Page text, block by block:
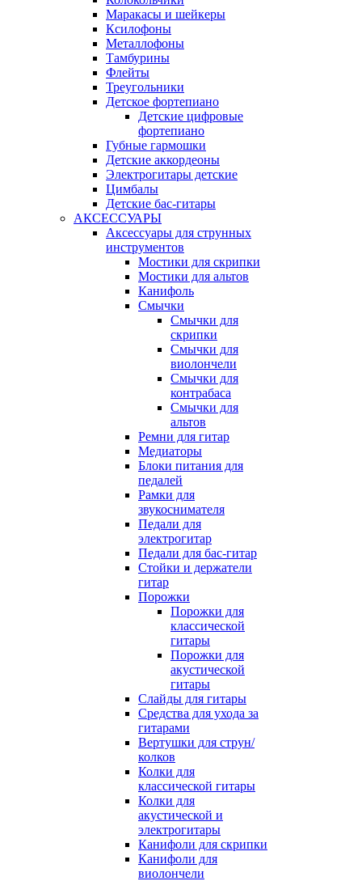
Маракасы и шейкеры
Ксилофоны
Металлофоны
Тамбурины
Флейты
Треугольники
Детское фортепиано
Детские цифровые
фортепиано
Губные гармошки
Детские аккордеоны
Электрогитары детские
Цимбалы
Детские бас-гитары
АКСЕССУАРЫ
Аксессуары для струнных
инструментов
Мостики для скрипки
Мостики для альтов
Канифоль
Смычки
Смычки для
скрипки
Смычки для
виолончели
Смычки для
контрабаса
Смычки для
альтов
Ремни для гитар
Медиаторы
Блоки питания для
педалей
Рамки для
звукоснимателя
Педали для
электрогитар
Педали для бас-гитар
Стойки и держатели
гитар
Порожки
Порожки для
классической
гитары
Порожки для
акустической
гитары
Слайды для гитары
Средства для ухода за
гитарами
Вертушки для струн/
колков
Колки для
классической гитары
Колки для
акустической и
электрогитары
Канифоли для скрипки
Канифоли для
виолончели